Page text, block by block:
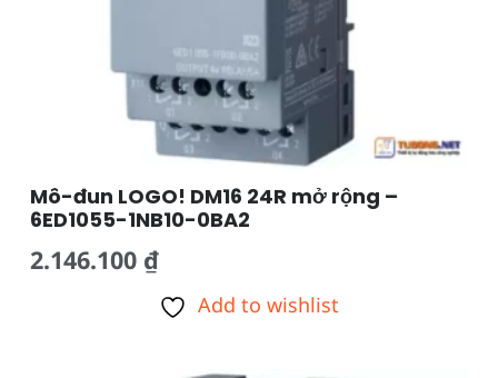
Mô-đun LOGO! DM16 24R mở rộng –
6ED1055-1NB10-0BA2
2.146.100 ₫
Add to wishlist